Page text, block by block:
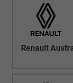
Renault